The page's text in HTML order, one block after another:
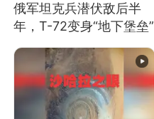
俄军坦克兵潜伏敌后半
年，T-72变身“地下堡垒”